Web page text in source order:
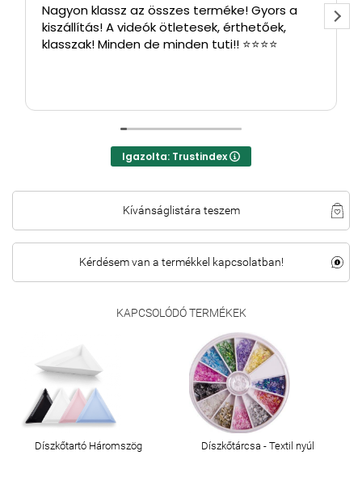
Nagyon klassz az összes terméke! Gyors a
kiszállítás! A videók ötletesek, érthetőek,
klasszak! Minden de minden tuti!! ⭐⭐⭐⭐
Igazolta: Trustindex
Kívánságlistára teszem
Kérdésem van a termékkel kapcsolatban!
KAPCSOLÓDÓ TERMÉKEK
Díszkőtartó Háromszög Díszkőtárcsa - Textil nyúl